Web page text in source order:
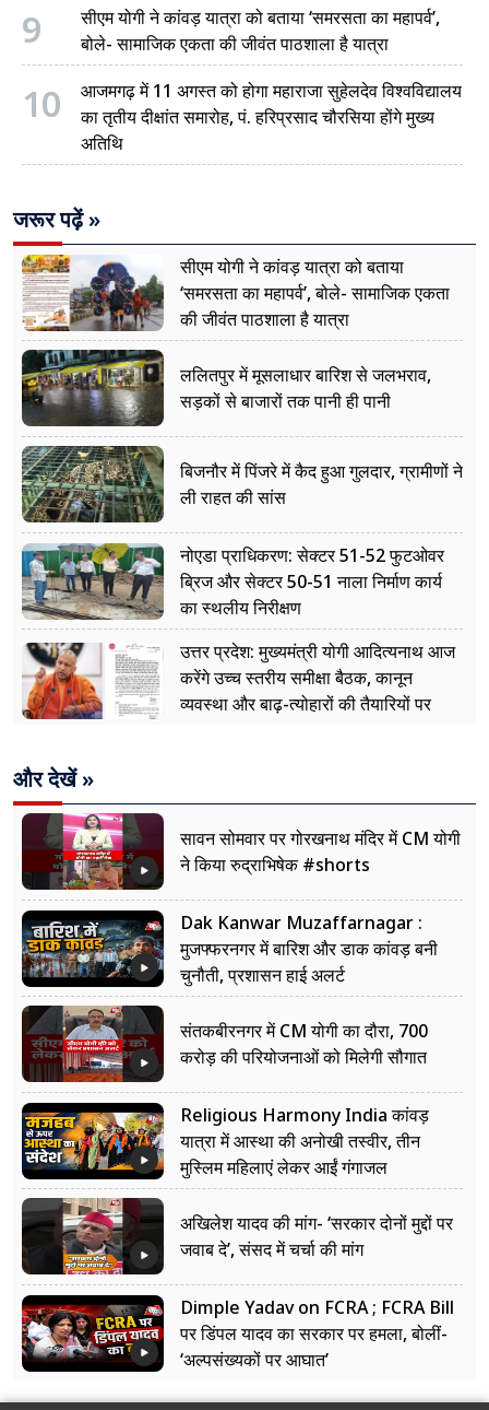
9
सीएम योगी ने कांवड़ यात्रा को बताया ‘समरसता का महापर्व’,
बोले- सामाजिक एकता की जीवंत पाठशाला है यात्रा
10
आजमगढ़ में 11 अगस्त को होगा महाराजा सुहेलदेव विश्वविद्यालय
का तृतीय दीक्षांत समारोह, पं. हरिप्रसाद चौरसिया होंगे मुख्य
अतिथि
जरूर पढ़ें »
सीएम योगी ने कांवड़ यात्रा को बताया
‘समरसता का महापर्व’, बोले- सामाजिक एकता
की जीवंत पाठशाला है यात्रा
ललितपुर में मूसलाधार बारिश से जलभराव,
सड़कों से बाजारों तक पानी ही पानी
बिजनौर में पिंजरे में कैद हुआ गुलदार, ग्रामीणों ने
ली राहत की सांस
नोएडा प्राधिकरण: सेक्टर 51-52 फुटओवर
ब्रिज और सेक्टर 50-51 नाला निर्माण कार्य
का स्थलीय निरीक्षण
उत्तर प्रदेश: मुख्यमंत्री योगी आदित्यनाथ आज
करेंगे उच्च स्तरीय समीक्षा बैठक, कानून
व्यवस्था और बाढ़-त्योहारों की तैयारियों पर
और देखें »
सावन सोमवार पर गोरखनाथ मंदिर में CM योगी
ने किया रुद्राभिषेक #shorts
Dak Kanwar Muzaffarnagar :
मुजफ्फरनगर में बारिश और डाक कांवड़ बनी
चुनौती, प्रशासन हाई अलर्ट
संतकबीरनगर में CM योगी का दौरा, 700
करोड़ की परियोजनाओं को मिलेगी सौगात
Religious Harmony India कांवड़
यात्रा में आस्था की अनोखी तस्वीर, तीन
मुस्लिम महिलाएं लेकर आईं गंगाजल
अखिलेश यादव की मांग- ‘सरकार दोनों मुद्दों पर
जवाब दे’, संसद में चर्चा की मांग
Dimple Yadav on FCRA ; FCRA Bill
पर डिंपल यादव का सरकार पर हमला, बोलीं-
‘अल्पसंख्यकों पर आघात’